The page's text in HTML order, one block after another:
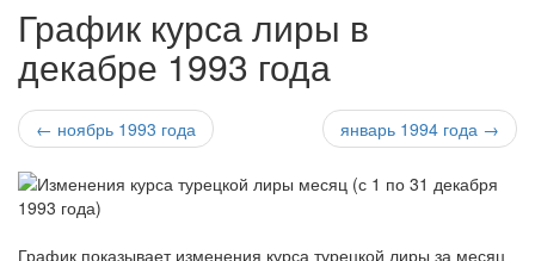
График курса лиры в
декабре 1993 года
← ноябрь 1993 года январь 1994 года →
График показывает изменения курса турецкой лиры за месяц